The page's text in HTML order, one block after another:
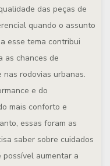
das peças de
quando o assunto
esse tema contribui
as chances de
rodovias urbanas.
e do
mais conforto e
essas foram as
saber sobre cuidados
possível aumentar a